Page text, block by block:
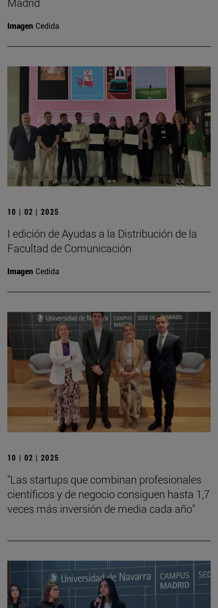
Imagen Cedida
10 | 02 | 2025
I edición de Ayudas a la Distribución de la
Facultad de Comunicación
Imagen Cedida
10 | 02 | 2025
"Las startups que combinan profesionales
científicos y de negocio consiguen hasta 1,7
veces más inversión de media cada año"